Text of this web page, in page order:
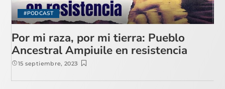
#PODCAST
Por mi raza, por mi tierra: Pueblo
Ancestral Ampiuile en resistencia
15 septiembre, 2023